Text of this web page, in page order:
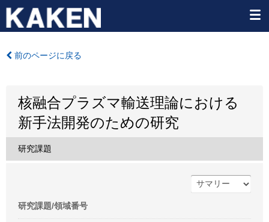
前のページに戻る
核融合プラズマ輸送理論における
新手法開発のための研究
研究課題
研究課題/領域番号